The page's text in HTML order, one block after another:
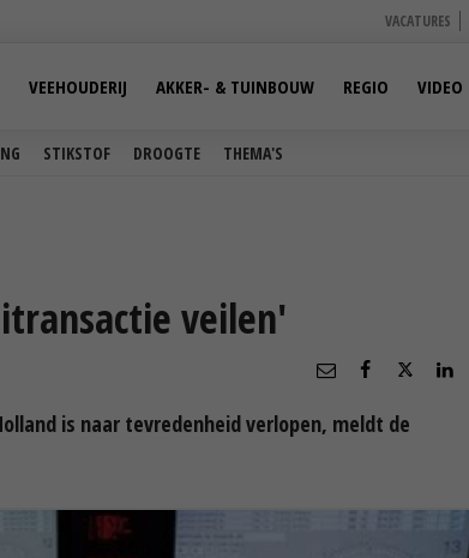
VACATURES
STIKSTOF DROOGTE THEMA'S
VEEHOUDERIJ AKKER- & TUINBOUW REGIO VIDEO
veilen'
is naar tevredenheid verlopen, meldt de